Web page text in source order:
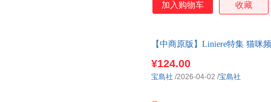
加入购物车 收藏
【中商原版】Liniere特集 猫咪
¥124.00
宝島社 /2026-04-02 /宝島社